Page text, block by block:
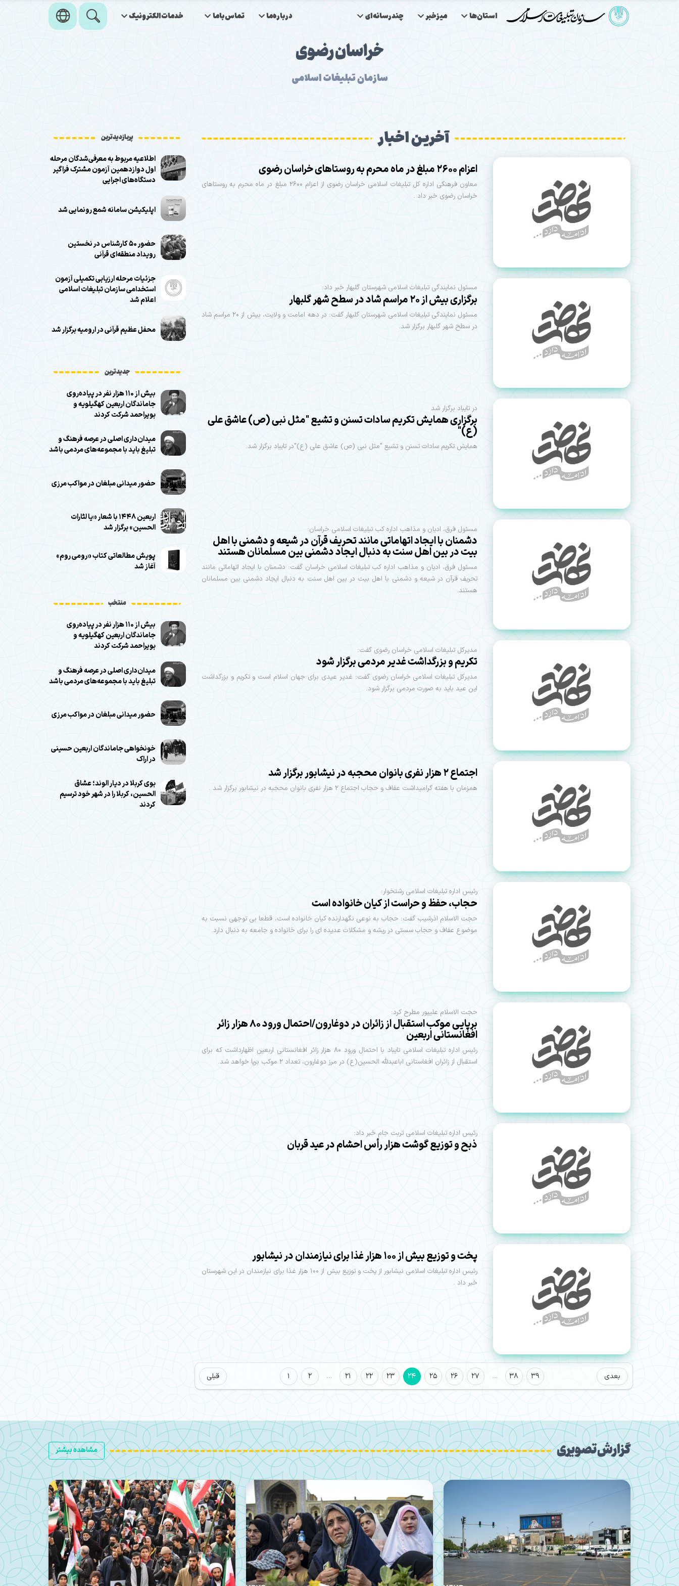
استان‌ها میزخبر چندرسانه‌ای درباره‌ما تماس‌باما خدمات‌الکترونیک
خراسان رضوی
سازمان تبلیغات اسلامی
آخرین اخبار
اعزام ۲۶۰۰ مبلغ در ماه محرم به روستاهای خراسان رضوی
معاون فرهنگی اداره کل تبلیغات اسلامی خراسان رضوی از اعزام ۲۶۰۰ مبلغ در ماه محرم به روستاهای
خراسان رضوی خبر داد .
مسئول نمایندگی تبلیغات اسلامی شهرستان گلبهار خبر داد:
برگزاری بیش از ۲۰ مراسم شاد در سطح شهر گلبهار
مسئول نمایندگی تبلیغات اسلامی شهرستان گلبهار گفت: در دهه امامت و ولایت، بیش از ۲۰ مراسم شاد
در سطح شهر گلبهار برگزار شد.
در تایباد برگزار شد
برگزاری همایش تکریم سادات تسنن و تشیع "مثل نبی (ص) عاشق علی
(ع)"
همایش تکریم سادات تسنن و تشیع "مثل نبی (ص) عاشق علی (ع)"در تایباد برگزار شد.
مسئول فرق، ادیان و مذاهب اداره کب تبلیغات اسلامی خراسان:
دشمنان با ایجاد اتهاماتی مانند تحریف قرآن در شیعه و دشمنی با اهل
بیت در بین اهل سنت به دنبال ایجاد دشمنی بین مسلمانان هستند
مسئول فرق، ادیان و مذاهب اداره کب تبلیغات اسلامی خراسان گفت: دشمنان با ایجاد اتهاماتی مانند
تحریف قرآن در شیعه و دشمنی با اهل بیت در بین اهل سنت به دنبال ایجاد دشمنی بین مسلمانان
هستند.
مدیر‌کل تبلیغات اسلامی خراسان رضوی گفت:
تکریم و بزرگداشت غدیر مردمی برگزار شود
مدیر‌کل تبلیغات اسلامی خراسان رضوی گفت: غدیر عیدی برای جهان اسلام است و تکریم و بزرگداشت
این عید باید به صورت مردمی برگزار شود.
اجتماع ۲ هزار نفری بانوان محجبه در نیشابور برگزار شد
همزمان با هفته گرامیداشت عفاف و حجاب اجتماع ۲ هزار نفری بانوان محجبه در نیشابور برگزار شد .
رئیس اداره تبلیغات اسلامی رشتخوار:
حجاب، حفظ و حراست از کیان خانواده است
حجت الاسلام اذرشیب گفت: حجاب به نوعی نگهدارنده کیان خانواده است، قطعا بی توجهی نسبت به
موضوع عفاف و حجاب سستی در ریشه و مشکلات عدیده ای را برای خانواده و جامعه به دنبال دارد.
حجت الاسلام علیپور مطرح کرد:
برپایی موکب استقبال از زائران در دوغارون/احتمال ورود ۸۰ هزار زائر
افغانستانی اربعین
رئیس اداره تبلیغات اسلامی تایباد با احتمال ورود ۸۰ هزار زائر افغانستانی اربعین اظهارداشت که برای
استقبال از زائران افغاستانی اباعبدلله الحسین(ع) در مرز دوغارون، تعداد ۲ موکب برپا خواهد شد.
رئیس اداره تبلیغات اسلامی تربت جام خبر داد:
ذبح و توزیع گوشت هزار رأس احشام در عید قربان
پخت و توزیع بیش از ۱۰۰ هزار غذا برای نیازمندان در نیشابور
رئیس اداره تبلیغات اسلامی نیشابور از پخت و توزیع بیش از ۱۰۰ هزار غذا برای نیازمندان در این شهرستان
خبر داد .
قبلی بعدی 1 2 … 21 22 23 24 25 26 27 … 38 39
پربازدیدترین
اطلاعیه مربوط به معرفی‌شدگان مرحله
اول دوازدهمین آزمون مشترک فراگیر
دستگاه‌های اجرایی
اپلیکیشن سامانه شمع رونمایی شد
حضور ۵۰ کارشناس در نخستین
رویداد منطقه‌ای قرآنی
جزئیات مرحله ارزیابی تکمیلی آزمون
استخدامی سازمان تبلیغات اسلامی
اعلام شد
محفل عظیم قرآنی در ارومیه برگزار شد
جدیدترین
بیش از ۱۱۰ هزار نفر در پیاده‌روی
جاماندگان اربعین کهگیلویه و
بویراحمد شرکت کردند
میدان‌داری اصلی در عرصه فرهنگ و
تبلیغ باید با مجموعه‌های مردمی باشد
حضور میدانی مبلغان در مواکب مرزی
اربعین ۱۴۴۸ با شعار «یا لثارات
الحسین» برگزار شد
پویش مطالعاتی کتاب «رومی روم»
آغاز شد
منتخب
بیش از ۱۱۰ هزار نفر در پیاده‌روی
جاماندگان اربعین کهگیلویه و
بویراحمد شرکت کردند
میدان‌داری اصلی در عرصه فرهنگ و
تبلیغ باید با مجموعه‌های مردمی باشد
حضور میدانی مبلغان در مواکب مرزی
خونخواهی جاماندگان اربعین حسینی
در اراک
بوی کربلا در دیار الوند؛ عشاق
الحسین، کربلا را در شهر خود ترسیم
کردند
مشاهده بیشتر گزارش تصویری